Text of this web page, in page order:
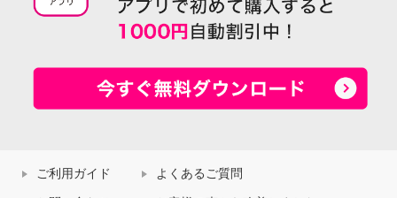
ご利用ガイド よくあるご質問